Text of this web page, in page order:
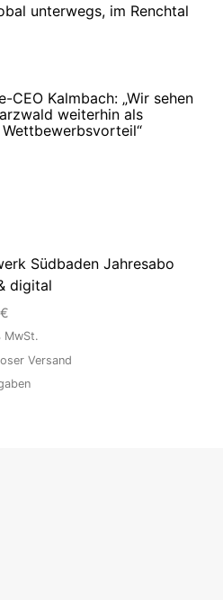
unterwegs, im Renchtal
CEO Kalmbach: „Wir sehen
weiterhin als
Südbaden Jahresabo
digital
€
MwSt.
Versand